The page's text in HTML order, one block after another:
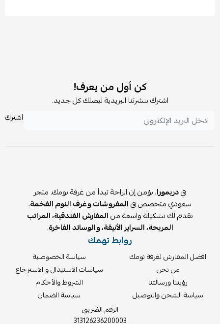
غرف الفنادق أو الشقق.
🚚 طريقة التوصيل:
يتم التوصيل مغلفًا جيدًا للحفاظ على المنتج.
كن أول من يعرف!
اشترك بنشرتنا البريدية ليصلك كل جديد.
اشترك
فيدريمورا، نؤمن إن الراحة تبدأ من غرفة نومك. متجر
سعودي متخصص فيالمفروشات وغرف النوم الفخمة،
نقدم لك تشكيلة واسعة منالمفارش الفندقية، المراتب
المريحة، السراير الأنيقة، والوسائد الفاخرة.
روابط تهمك
افضل المفارش لغرفة نومك
من نحن
رؤيتنا ورسالتنا
سياسة الشحن والتوصيل
سياسة الخصوصية
سياسات الاستبدال و الاسترجاع
الشروط والأحكام
سياسة الضمان
الرقم الضريبي
313126236200003